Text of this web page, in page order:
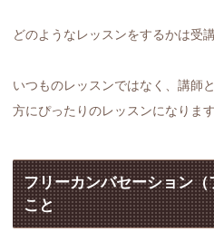
どのようなレッスンをするかは受
いつものレッスンではなく、講師
方にぴったりのレッスンになります
フリーカンバセーション
こと